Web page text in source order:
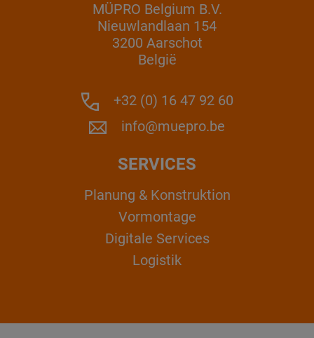
MÜPRO Belgium B.V.
Nieuwlandlaan 154
3200 Aarschot
België
+32 (0) 16 47 92 60
info@muepro.be
SERVICES
Planung & Konstruktion
Vormontage
Digitale Services
Logistik